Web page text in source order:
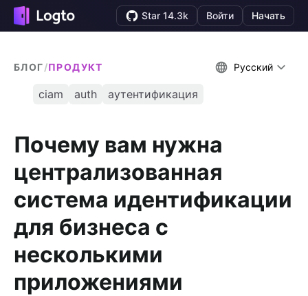
Star 14.3k Войти Начать
БЛОГ/ПРОДУКТ Русский
ciam auth аутентификация
Почему вам нужна
централизованная
система идентификации
для бизнеса с
несколькими
приложениями